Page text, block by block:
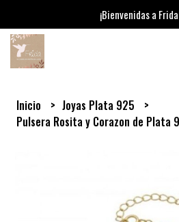
¡Bienvenidas a
Inicio
Joyas Plata 925
Pulsera Rosita y Corazon de Plata